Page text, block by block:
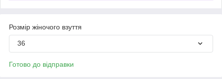
Розмір жіночого взуття
36
Готово до відправки